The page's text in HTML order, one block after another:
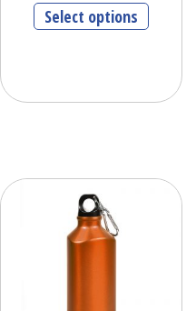
Select options